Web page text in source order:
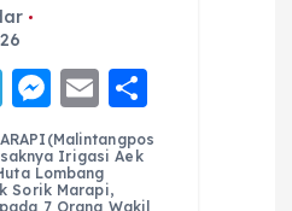
T
el
e
M
e
ss
E
m
ai
h
Irigasi Aek
Lombang
Sorik Marapi,
7 Orang Wakil